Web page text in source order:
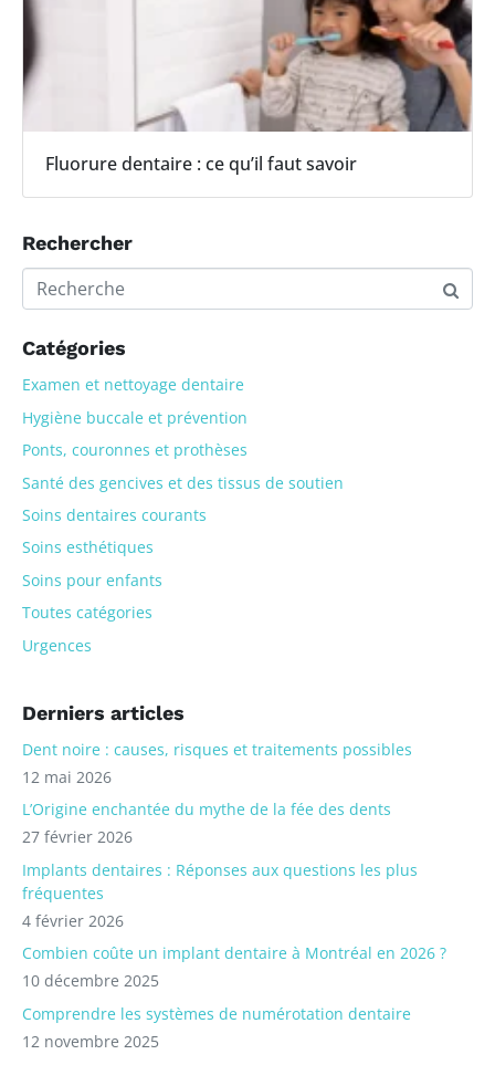
Fluorure dentaire : ce qu’il faut savoir
Rechercher
Catégories
Examen et nettoyage dentaire
Hygiène buccale et prévention
Ponts, couronnes et prothèses
Santé des gencives et des tissus de soutien
Soins dentaires courants
Soins esthétiques
Soins pour enfants
Toutes catégories
Urgences
Derniers articles
Dent noire : causes, risques et traitements possibles
12 mai 2026
L’Origine enchantée du mythe de la fée des dents
27 février 2026
Implants dentaires : Réponses aux questions les plus
fréquentes
4 février 2026
Combien coûte un implant dentaire à Montréal en 2026 ?
10 décembre 2025
Comprendre les systèmes de numérotation dentaire
12 novembre 2025